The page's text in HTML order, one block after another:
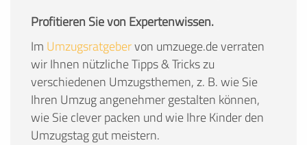
Profitieren Sie von Expertenwissen.
Im Umzugsratgebervon umzuege.de verraten
wir Ihnen nützliche Tipps & Tricks zu
verschiedenen Umzugsthemen, z. B. wie Sie
Ihren Umzug angenehmer gestalten können,
wie Sie clever packen und wie Ihre Kinder den
Umzugstag gut meistern.